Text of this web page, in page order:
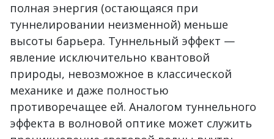
полная энергия (остающаяся при
туннелировании неизменной) меньше
высоты барьера. Туннельный эффект —
явление исключительно квантовой
природы, невозможное в классической
механике и даже полностью
противоречащее ей. Аналогом туннельного
эффекта в волновой оптике может служить